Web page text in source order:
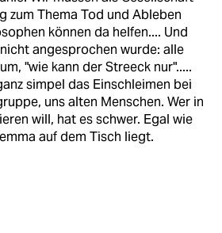
zum Thema Tod und Ableben
können da helfen.... Und
angesprochen wurde: alle
"wie kann der Streeck nur".....
simpel das Einschleimen bei
uns alten Menschen. Wer in
will, hat es schwer. Egal wie
auf dem Tisch liegt.